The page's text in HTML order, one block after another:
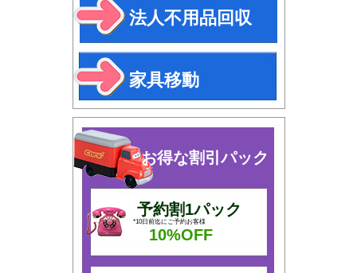
法人不用品回収
家具移動
お得な割引パック
予約割1パック
*10日前迄にご予約お客様
10%OFF